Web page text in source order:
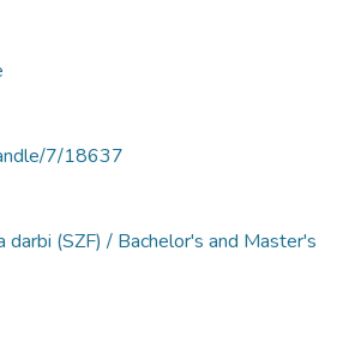
7/18637
darbi (SZF) / Bachelor's and Master's